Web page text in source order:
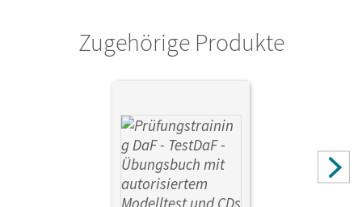
Zugehörige Produkte